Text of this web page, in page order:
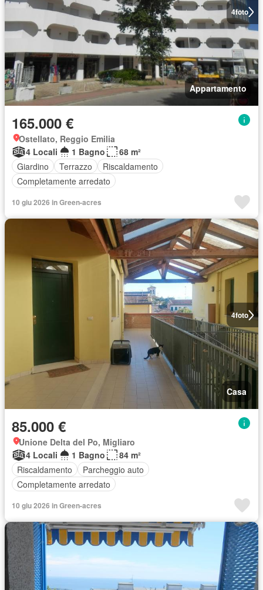
4foto
Appartamento
165.000 €
Ostellato, Reggio Emilia
4 Locali
1 Bagno
68 m²
Giardino
Terrazzo
Riscaldamento
Completamente arredato
10 giu 2026 in Green-acres
4foto
Casa
85.000 €
Unione Delta del Po, Migliaro
4 Locali
1 Bagno
84 m²
Riscaldamento
Parcheggio auto
Completamente arredato
10 giu 2026 in Green-acres